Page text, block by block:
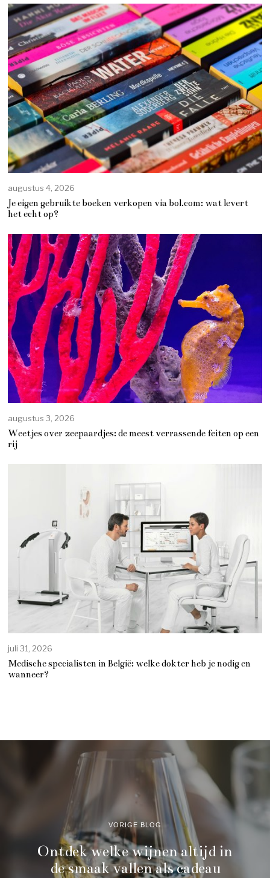
augustus 4, 2026
Je eigen gebruikte boeken verkopen via bol.com: wat levert
het echt op?
augustus 3, 2026
Weetjes over zeepaardjes: de meest verrassende feiten op een
rij
juli 31, 2026
Medische specialisten in België: welke dokter heb je nodig en
wanneer?
VORIGE BLOG
Ontdek welke wijnen altijd in
de smaak vallen als cadeau